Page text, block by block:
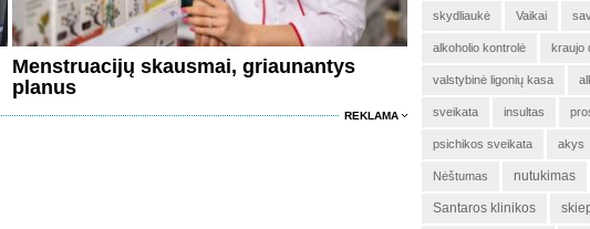
Menstruacijų skausmai, griaunantys
planus
REKLAMA
skydliaukė Vaikai
alkoholio kontrolė kraujo
valstybinė ligonių kasa
sveikata insultas
psichikos sveikata akys
Nėštumas nutukimas
Santaros klinikos